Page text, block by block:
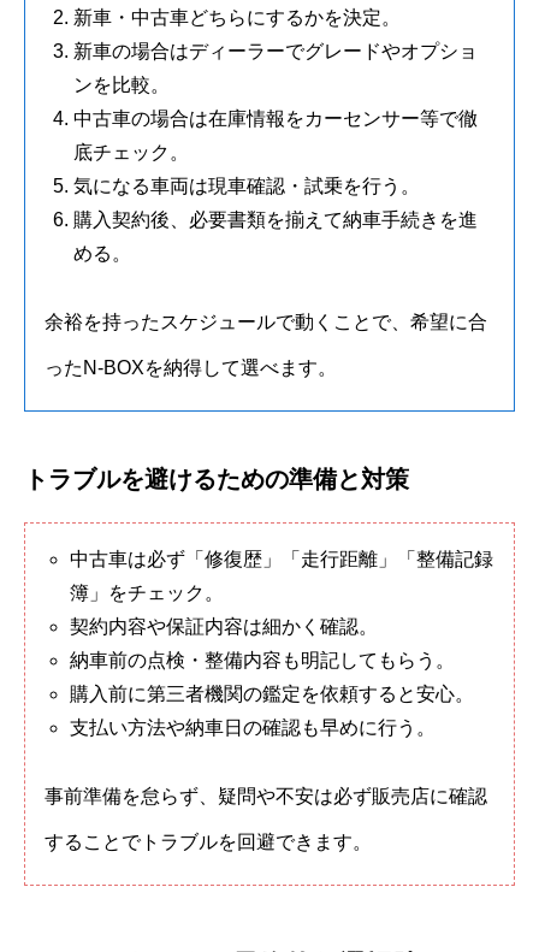
新車・中古車どちらにするかを決定。
新車の場合はディーラーでグレードやオプショ
ンを比較。
中古車の場合は在庫情報をカーセンサー等で徹
底チェック。
気になる車両は現車確認・試乗を行う。
購入契約後、必要書類を揃えて納車手続きを進
める。
余裕を持ったスケジュールで動くことで、希望に合
ったN-BOXを納得して選べます。
トラブルを避けるための準備と対策
中古車は必ず「修復歴」「走行距離」「整備記録
簿」をチェック。
契約内容や保証内容は細かく確認。
納車前の点検・整備内容も明記してもらう。
購入前に第三者機関の鑑定を依頼すると安心。
支払い方法や納車日の確認も早めに行う。
事前準備を怠らず、疑問や不安は必ず販売店に確認
することでトラブルを回避できます。